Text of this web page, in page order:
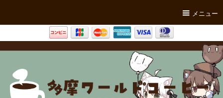
メニュー